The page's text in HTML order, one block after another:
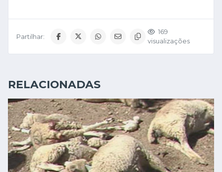
Partilhar:
169
visualizações
RELACIONADAS